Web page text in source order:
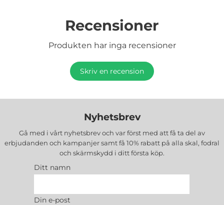
Recensioner
Produkten har inga recensioner
Skriv en recension
Nyhetsbrev
Gå med i vårt nyhetsbrev och var först med att få ta del av
erbjudanden och kampanjer samt få 10% rabatt på alla skal, fodral
och skärmskydd i ditt första köp.
Ditt namn
Din e-post